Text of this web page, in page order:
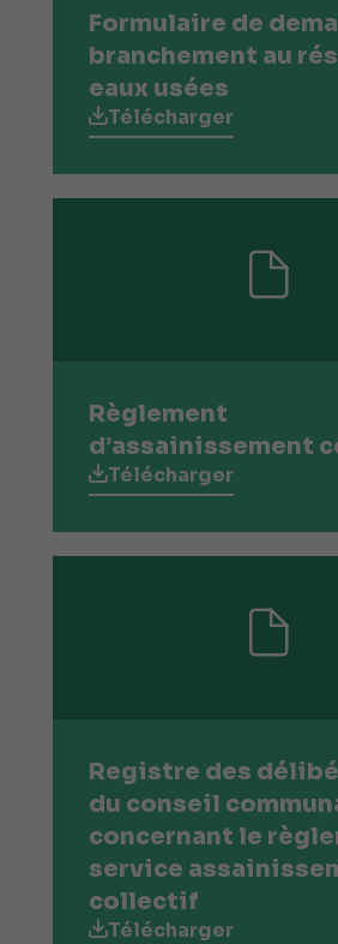
Formulaire de
branchement au
eaux usées
Télécharger
Règlement
d’assainissement
Télécharger
Registre des
du conseil
concernant le
service
collectif
Télécharger